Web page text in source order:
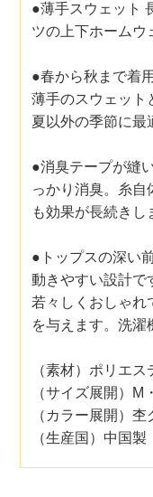
●薄手スウェット
ツの上下ホームウ
●春から秋まで着
薄手のスウェット
夏以外の季節に最
●消臭テープが縫
っかり消臭。糸自
も効果が長続きし
●トップスの深い
動きやすい設計で
若々しくおしゃれ
を与えます。洗濯
（素材）ポリエ
（サイズ展開）M
（カラー展開）
（生産国）中国製